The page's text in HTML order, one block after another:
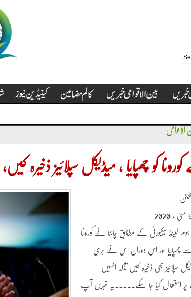
الاقوامی
کورونا کو چھپایا ، میڈیکل سپلائیز ذخیرہ
لینڈ سیکیورٹی کے مطابق چائنا نے کورونا
سے چھپایا اور اس دوران اس نے بری
سپلائیز بھی ذخیرہ کیں تاکہ انہیں
استعمال کیا جا سکے۔۔۔۔۔یہ خبریں آپ